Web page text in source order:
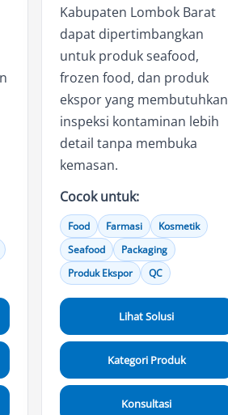
Kabupaten Lombok Barat
dapat dipertimbangkan
untuk produk seafood,
frozen food, dan produk
ekspor yang membutuhkan
inspeksi kontaminan lebih
detail tanpa membuka
kemasan.
Cocok untuk:
Food Farmasi
Kosmetik
Seafood
Packaging
Produk Ekspor
QC
Lihat Solusi
Kategori Produk
Konsultasi